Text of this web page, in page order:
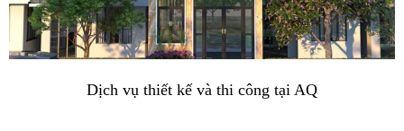
Dịch vụ thiết kế và thi công tại AQ